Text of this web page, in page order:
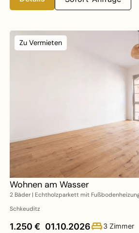
Zu Vermieten
Wohnen am Wasser
2 Bäder | Echtholzparkett mit
Schkeuditz
1.250 € 01.10.2026
3 Zimmer